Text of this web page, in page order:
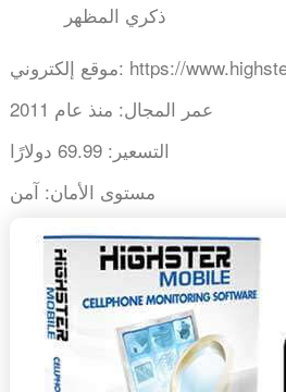
ذكري المظهر
موقع إلكتروني: https://
عمر المجال: منذ عام 2011
التسعير:
مستوى الأمان: آمن